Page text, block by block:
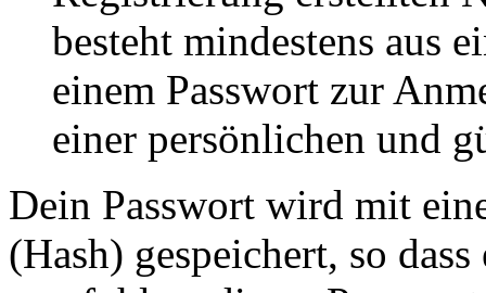
besteht mindestens aus
einem Passwort zur
einer persönlichen und
Dein Passwort wird mit
(Hash) gespeichert, so